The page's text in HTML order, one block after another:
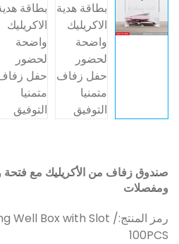
صندوق زفاف من الأكريليك مع فتحة
ومفصلات
رمز المنتج:Well Box with Slot /
100PCS